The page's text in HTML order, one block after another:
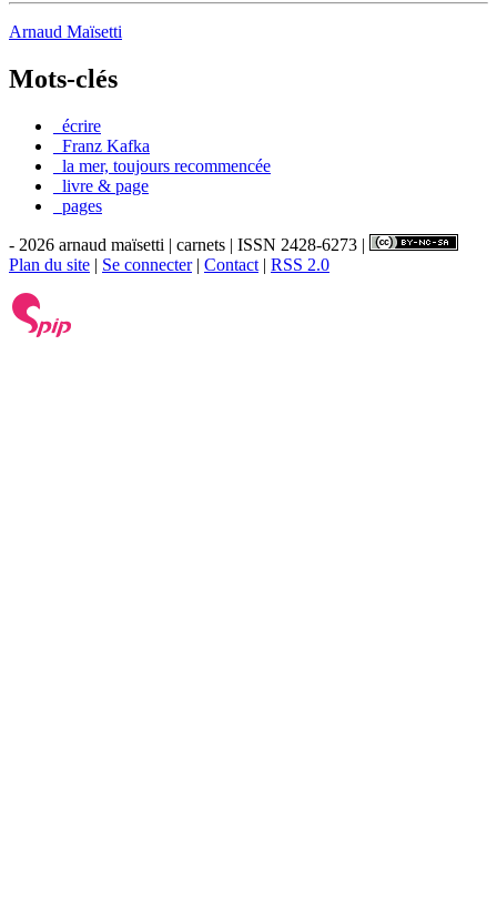
Arnaud Maïsetti
Mots-clés
_écrire
_Franz Kafka
_la mer, toujours recommencée
_livre & page
_pages
- 2026 arnaud maïsetti | carnets | ISSN 2428-6273 |
Plan du site | Se connecter| Contact | RSS 2.0